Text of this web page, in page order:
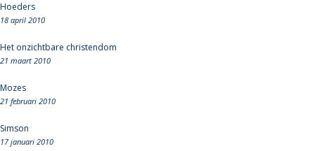
Hoeders
18 april 2010
Het onzichtbare christendom
21 maart 2010
Mozes
21 februari 2010
Simson
17 januari 2010